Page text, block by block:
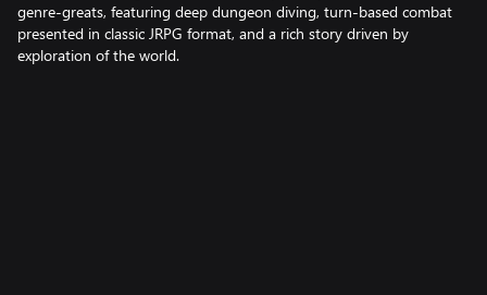
genre-greats, featuring deep dungeon diving, turn-based combat
presented in classic JRPG format, and a rich story driven by
exploration of the world.